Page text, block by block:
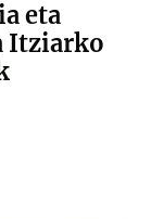
eta
Itziarko